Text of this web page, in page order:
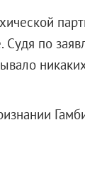
Судя по